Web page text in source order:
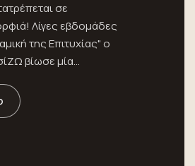
σε
Λίγες εβδομάδες
της Επιτυχίας" ο
βίωσε μία...